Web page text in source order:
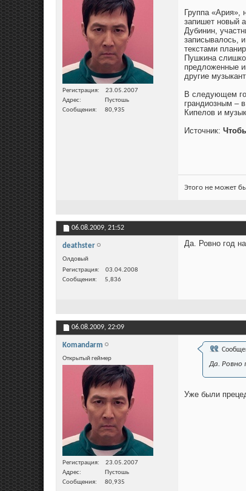
Регистрация
23.05.2007
Адрес
Пустошь
Сообщения
80,935
Группа «Ария»,
запишет новый
Дубинин,
записывалось,
текстами
Пушкина
предложенные
другие
В следующем
грандиозным –
Кипелов и
Источник:
Этого не может
06.08.2009, 21:52
deathster
Олдовый
Регистрация
03.04.2008
Сообщения
5,836
Да. Ровно год
06.08.2009, 22:09
Komandarm
Открытый геймер
Регистрация
23.05.2007
Адрес
Пустошь
Сообщения
80,935
Да. Ровно
Уже были